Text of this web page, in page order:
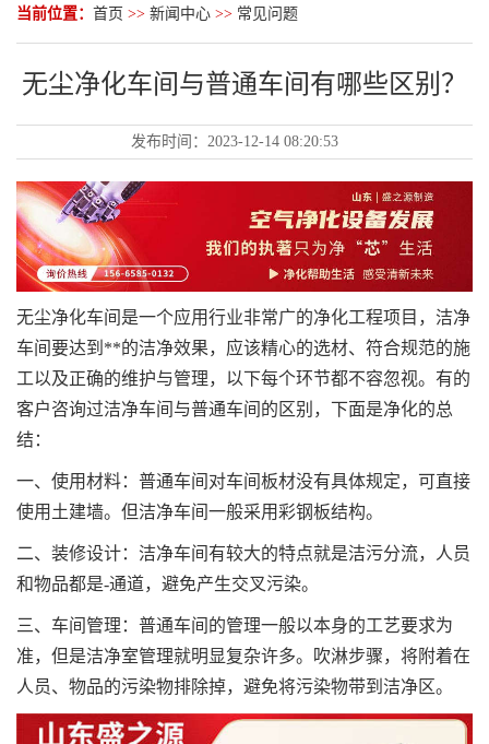
当前位置： 首页 >> 新闻中心 >> 常见问题
无尘净化车间与普通车间有哪些区别？
发布时间： 2023-12-14 08:20:53
无尘净化车间是一个应用行业非常广的净化工程项目，洁净
车间要达到**的洁净效果，应该精心的选材、符合规范的施
工以及正确的维护与管理，以下每个环节都不容忽视。有的
客户咨询过洁净车间与普通车间的区别，下面是净化的总
结：
一、使用材料：普通车间对车间板材没有具体规定，可直接
使用土建墙。但洁净车间一般采用彩钢板结构。
二、装修设计：洁净车间有较大的特点就是洁污分流，人员
和物品都是-通道，避免产生交叉污染。
三、车间管理：普通车间的管理一般以本身的工艺要求为
准，但是洁净室管理就明显复杂许多。吹淋步骤，将附着在
人员、物品的污染物排除掉，避免将污染物带到洁净区。